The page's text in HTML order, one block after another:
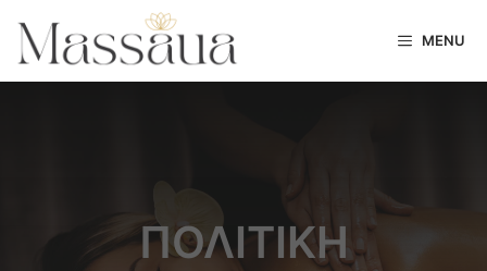
MENU
ΠΟΛΙΤΙΚΉ